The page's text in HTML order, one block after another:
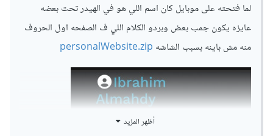
لما فتحته على موبايل كان اسم اللي هو في الهيدر تحت بعضه
عايزه يكون جمب بعض وبردو الكلام اللي ف الصفحه اول الحروف
منه مش باينه بسبب الشاشه personalWebsite.zip
أظهر المزيد